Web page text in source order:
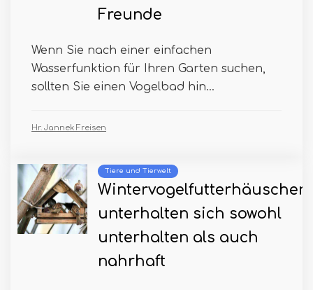
Freunde
Wenn Sie nach einer einfachen
Wasserfunktion für Ihren Garten suchen,
sollten Sie einen Vogelbad hin...
Hr. Jannek Freisen
Tiere und Tierwelt
Wintervogelfutterhäuschen
unterhalten sich sowohl
unterhalten als auch
nahrhaft